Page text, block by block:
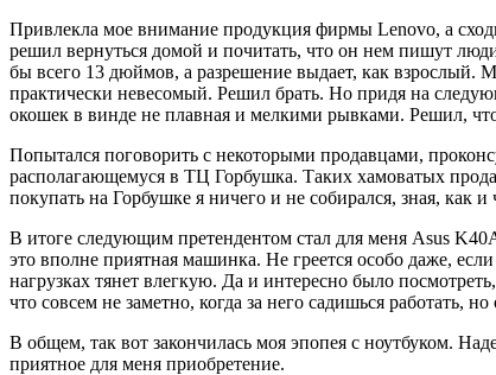
Привлекла мое внимание продукция фирмы Lenovo, а
решил вернуться домой и почитать, что он нем пишут
бы всего 13 дюймов, а разрешение выдает, как взрослый.
практически невесомый. Решил брать. Но придя на
окошек в винде не плавная и мелкими рывками. Решил,
Попытался поговорить с некоторыми продавцами,
располагающемуся в ТЦ Горбушка. Таких хамоватых
покупать на Горбушке я ничего и не собирался, зная, как
В итоге следующим претендентом стал для меня Asus
это вполне приятная машинка. Не греется особо даже,
нагрузках тянет влегкую. Да и интересно было
что совсем не заметно, когда за него садишься работать,
В общем, так вот закончилась моя эпопея с ноутбуком.
приятное для меня приобретение.